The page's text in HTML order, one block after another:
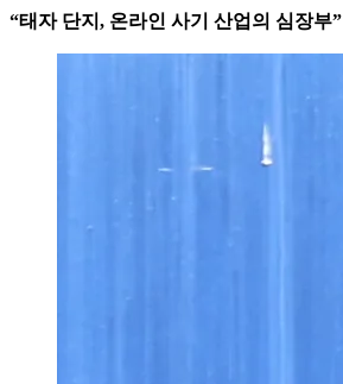
“태자 단지, 온라인 사기 산업의 심장부”